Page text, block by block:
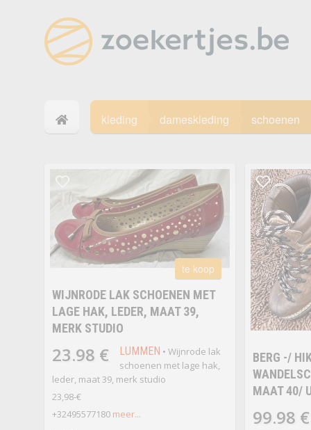
kleding dameskleding schoenen
te koop
WIJNRODE LAK SCHOENEN MET
LAGE HAK, LEDER, MAAT 39,
MERK STUDIO
23.98 € LUMMEN • Wijnrode lak
schoenen met lage hak,
leder, maat 39, merk studio
23,98-€
+32495577180 meer...
BERG -/
MAAT 40/
99.98 €